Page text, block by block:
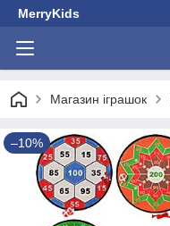
MerryKids
Магазин іграшок
–10%